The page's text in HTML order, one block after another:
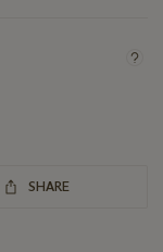
SHARE